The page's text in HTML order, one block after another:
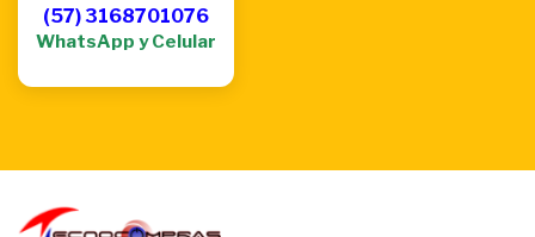
(57) 3168701076
WhatsApp y Celular